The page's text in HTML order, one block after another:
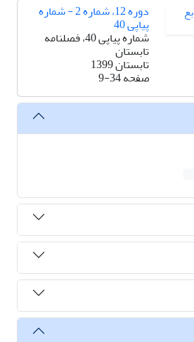
دوره 12، شماره 2 - شماره
پیاپی 40
شماره پیاپی 40، فصلنامه
تابستان
تابستان 1399
صفحه9-34